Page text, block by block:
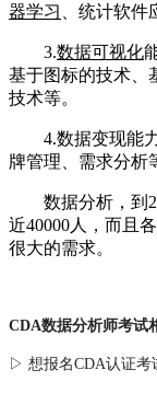
器学习
、统计软件
3.数据可视化
基于图标的技术、
技术等。
4.数据变现能
牌管理、需求分析
数据分析，到
近40000人，而且
很大的需求。
CDA数据分析师考试
▷ 想报名CDA认证考